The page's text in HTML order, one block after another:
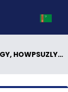
ATLY KARARNAMANYŇ KABUL EDILMEGI MYNASYBETLI GEÇIRILEN MASLAHAT